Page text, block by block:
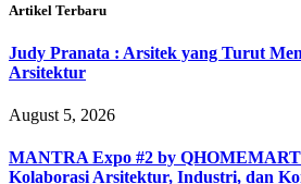
Artikel Terbaru
Judy Pranata : Arsitek yang Turut
Arsitektur
August 5, 2026
MANTRA Expo #2 by QHOMEMART
Kolaborasi Arsitektur, Industri, dan